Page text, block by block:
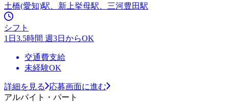
土橋(愛知)駅、新上挙母駅、三河豊田駅
シフト
1日3.5時間 週3日からOK
交通費支給
未経験OK
詳細を見る
応募画面に進む
アルバイト・パート